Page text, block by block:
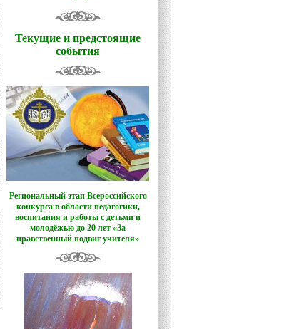
Текущие и предстоящие
события
Региональный этап Всероссийского
конкурса в области педагогики,
воспитания и работы с детьми и
молодёжью до 20 лет «За
нравственный подвиг учителя»